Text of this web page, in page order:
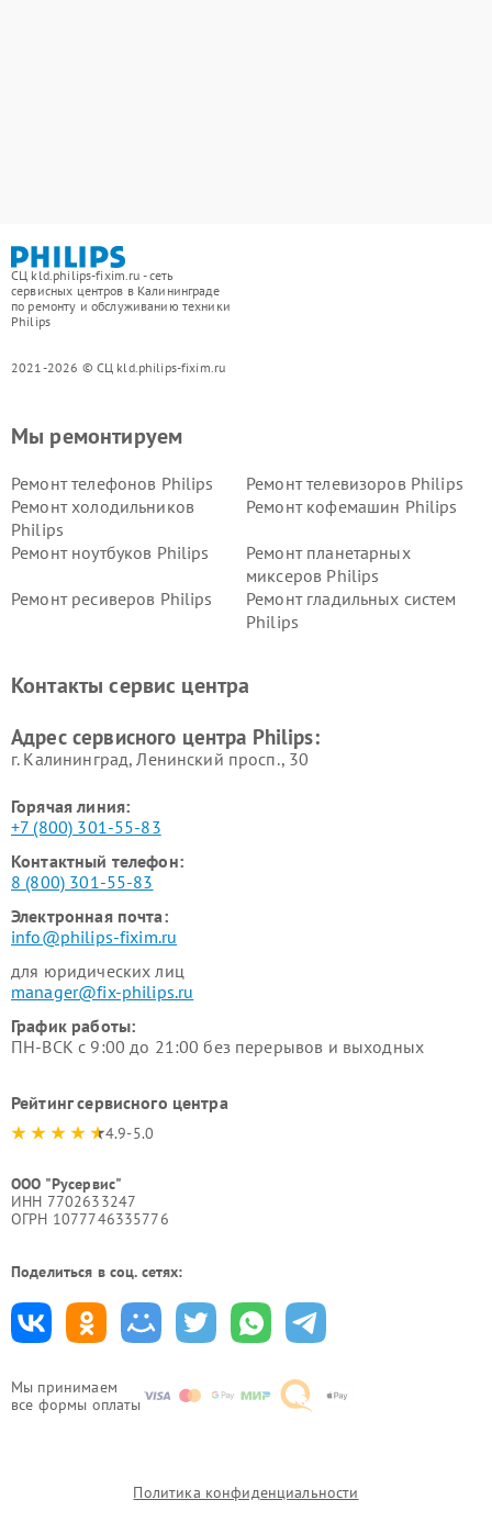
СЦ kld.philips-fixim.ru - сеть
сервисных центров в Калининграде
по ремонту и обслуживанию техники
Philips
2021-2026 © СЦ kld.philips-fixim.ru
Мы принимаем
все формы оплаты
Мы ремонтируем
Ремонт телефонов Philips
Ремонт телевизоров Philips
Ремонт холодильников
Philips
Ремонт кофемашин Philips
Ремонт ноутбуков Philips
Ремонт планетарных
миксеров Philips
Ремонт ресиверов Philips
Ремонт гладильных систем
Philips
Ремонт стиральных машин
Ремонт увлажнителей
Контакты сервис центра
Адрес сервисного центра Philips:
г. Калининград, Ленинский просп., 30
Горячая линия:
+7 (800) 301-55-83
Контактный телефон:
8 (800) 301-55-83
Электронная почта:
info@philips-fixim.ru
для юридических лиц
manager@fix-philips.ru
График работы:
ПН-ВСК с 9:00 до 21:00 без перерывов и выходных
Рейтинг сервисного центра
4.9-5.0
ООО "Русервис"
ИНН 7702633247
ОГРН 1077746335776
Поделиться в соц. сетях:
Политика конфиденциальности